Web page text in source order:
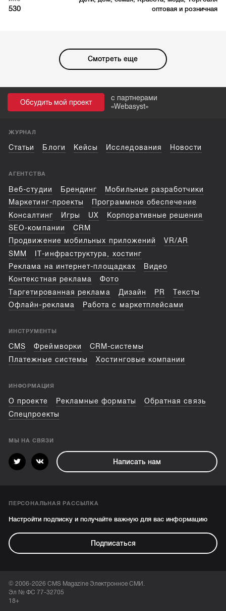
530
оптовая и розничная
Смотреть еще
Обсудить мой проект
с партнерами
«Webasyst»
ЖУРНАЛ
Статьи Блоги Кейсы Исследования Новости
АГЕНТСТВА
Веб-студии Брендинг
Мобильные разработчики
Маркетинг-проекты
Программное обеспечение
Консалтинг
Игры UX
Корпоративные решения
SEO-компании
CRM
Продвижение мобильных приложений
VR/AR
SMM
IT-инфраструктура, хостинг
Реклама на интернет-площадках
Видео
Контекстная реклама
Фото
Таргетированная реклама
Дизайн PR
Тексты
Офлайн-реклама
Работа с маркетплейсами
ИНСТРУМЕНТЫ
CMS Фреймворки
CRM-системы
Платежные системы
Хостинговые компании
ИНФОРМАЦИЯ
О проекте Рекламные форматы
Обратная связь
Спецпроекты
МЫ НА СВЯЗИ
Написать нам
ПЕРСОНАЛЬНАЯ РАССЫЛКА
Настройти подписку и получайте важную для вас информацию
Подписаться
© 2006-2026 CMS Magazine Электронное СМИ.
Эл № ФС 77-32705
18+